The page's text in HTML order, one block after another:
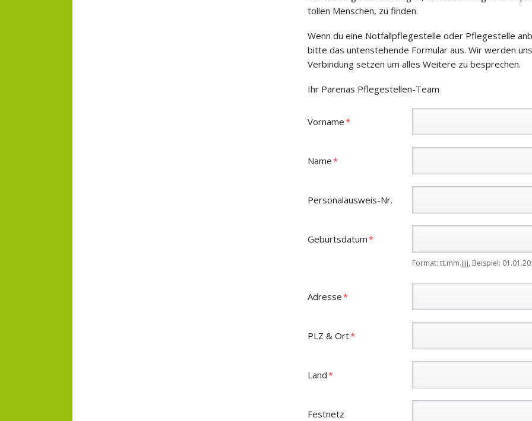
tollen Menschen, zu finden.
Wenn du eine Notfallpflegestelle oder Pflegestelle
bitte das untenstehende Formular aus. Wir werden
Verbindung setzen um alles Weitere zu besprechen.
Ihr Parenas Pflegestellen-Team
Pflichtfeld
Vorname*
Pflichtfeld
Name*
Personalausweis-Nr.
Pflichtfeld
Geburtsdatum*
Format: tt.mm.jjjj, Beispiel:
Pflichtfeld
Adresse*
Pflichtfeld
PLZ & Ort*
Pflichtfeld
Land*
Festnetz